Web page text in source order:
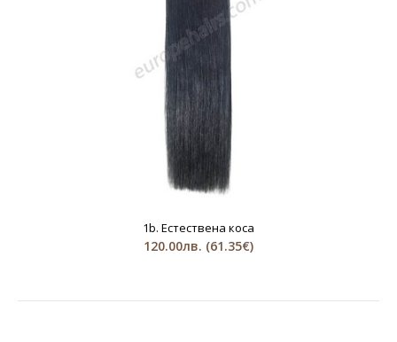
1b. Естествена коса
120.00лв. (61.35€)